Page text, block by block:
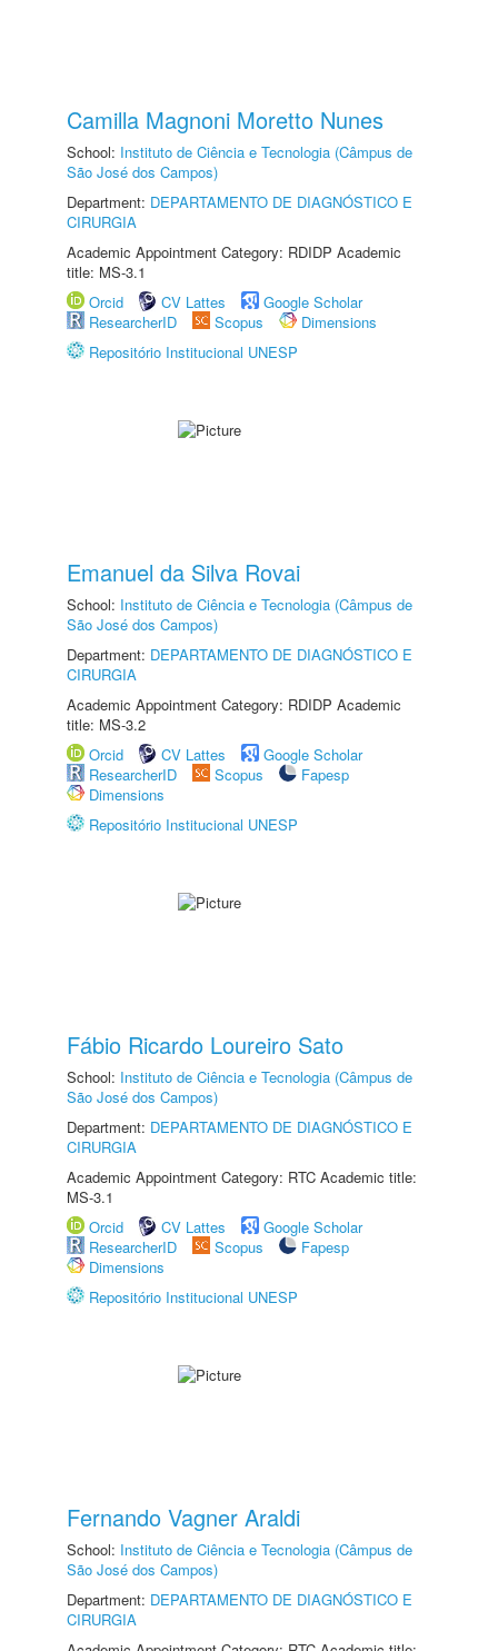
Camilla Magnoni Moretto Nunes
School: Instituto de Ciência e Tecnologia (Câmpus de
São José dos Campos)
Department: DEPARTAMENTO DE DIAGNÓSTICO E
CIRURGIA
Academic Appointment Category: RDIDP Academic
title: MS-3.1
Orcid
CV Lattes
Google Scholar
ResearcherID
Scopus
Dimensions
Repositório Institucional UNESP
Emanuel da Silva Rovai
School: Instituto de Ciência e Tecnologia (Câmpus de
São José dos Campos)
Department: DEPARTAMENTO DE DIAGNÓSTICO E
CIRURGIA
Academic Appointment Category: RDIDP Academic
title: MS-3.2
Orcid
CV Lattes
Google Scholar
ResearcherID
Scopus
Fapesp
Dimensions
Repositório Institucional UNESP
Fábio Ricardo Loureiro Sato
School: Instituto de Ciência e Tecnologia (Câmpus de
São José dos Campos)
Department: DEPARTAMENTO DE DIAGNÓSTICO E
CIRURGIA
Academic Appointment Category: RTC Academic title:
MS-3.1
Orcid
CV Lattes
Google Scholar
ResearcherID
Scopus
Fapesp
Dimensions
Repositório Institucional UNESP
Fernando Vagner Araldi
School: Instituto de Ciência e Tecnologia (Câmpus de
São José dos Campos)
Department: DEPARTAMENTO DE DIAGNÓSTICO E
CIRURGIA